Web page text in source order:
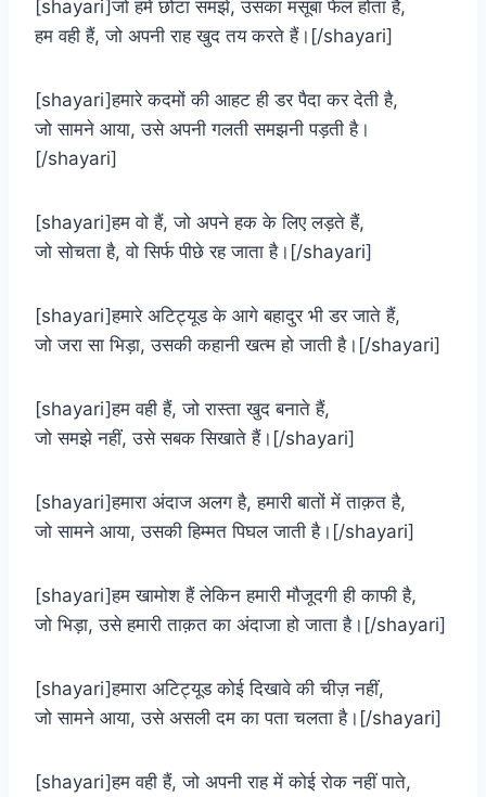
[shayari]जो हमें छोटा समझे, उसका मंसूबा फेल होता है,
हम वही हैं, जो अपनी राह खुद तय करते हैं।[/shayari]
[shayari]हमारे कदमों की आहट ही डर पैदा कर देती है,
जो सामने आया, उसे अपनी गलती समझनी पड़ती है।
[/shayari]
[shayari]हम वो हैं, जो अपने हक के लिए लड़ते हैं,
जो सोचता है, वो सिर्फ पीछे रह जाता है।[/shayari]
[shayari]हमारे अटिट्यूड के आगे बहादुर भी डर जाते हैं,
जो जरा सा भिड़ा, उसकी कहानी खत्म हो जाती है।[/shayari]
[shayari]हम वही हैं, जो रास्ता खुद बनाते हैं,
जो समझे नहीं, उसे सबक सिखाते हैं।[/shayari]
[shayari]हमारा अंदाज अलग है, हमारी बातों में ताक़त है,
जो सामने आया, उसकी हिम्मत पिघल जाती है।[/shayari]
[shayari]हम खामोश हैं लेकिन हमारी मौजूदगी ही काफी है,
जो भिड़ा, उसे हमारी ताक़त का अंदाजा हो जाता है।[/shayari]
[shayari]हमारा अटिट्यूड कोई दिखावे की चीज़ नहीं,
जो सामने आया, उसे असली दम का पता चलता है।[/shayari]
[shayari]हम वही हैं, जो अपनी राह में कोई रोक नहीं पाते,